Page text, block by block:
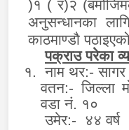
(१ ) र(२ )
अनुसन्धानका
काठमाण्डौ
पक्राउ परेका
१. नाम थर:- सागर
वतन:- जिल्ला
वडा नं. १०
उमेर:- ४४ वर्ष